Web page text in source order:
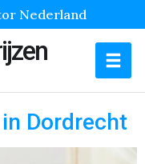
Nederland
Dordrecht